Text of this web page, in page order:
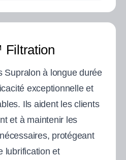
Supralon à longue durée
exceptionnelle et
Ils aident les clients
et à maintenir les
protégeant
lubrification et